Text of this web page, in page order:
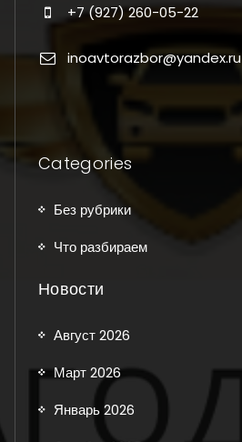
+7 (927) 260-05-22
inoavtorazbor@yandex.ru
Categories
Без рубрики
Что разбираем
Новости
Август 2026
Март 2026
Январь 2026